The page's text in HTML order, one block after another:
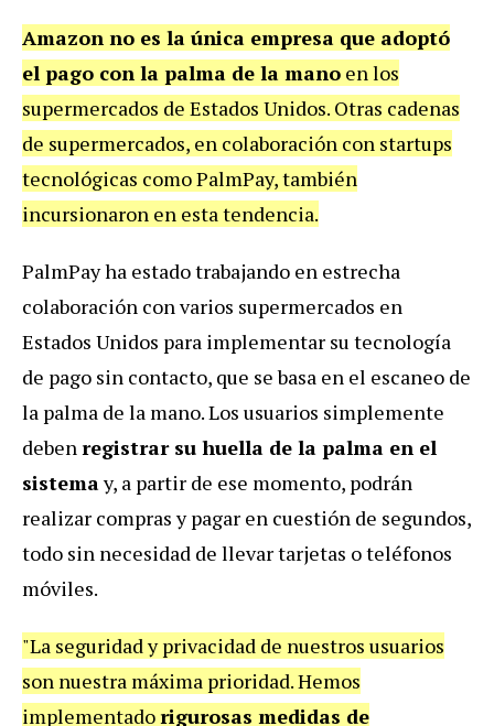
Amazon no es la única empresa que adoptó
el pago con la palma de la mano en los
supermercados de Estados Unidos. Otras cadenas
de supermercados, en colaboración con startups
tecnológicas como PalmPay, también
incursionaron en esta tendencia.
PalmPay ha estado trabajando en estrecha
colaboración con varios supermercados en
Estados Unidos para implementar su tecnología
de pago sin contacto, que se basa en el escaneo de
la palma de la mano. Los usuarios simplemente
debenregistrar su huella de la palma en el
sistemay, a partir de ese momento, podrán
realizar compras y pagar en cuestión de segundos,
todo sin necesidad de llevar tarjetas o teléfonos
móviles.
"La seguridad y privacidad de nuestros usuarios
son nuestra máxima prioridad. Hemos
implementadorigurosas medidas de